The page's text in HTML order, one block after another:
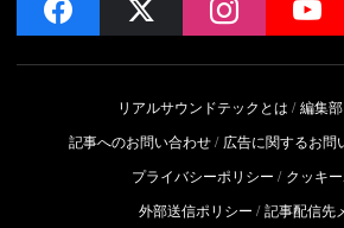
facebook instagram
リアルサウンドテックとは
編集
記事へのお問い合わせ
広告に関するお問
プライバシーポリシー
クッキ
外部送信ポリシー
記事配信先